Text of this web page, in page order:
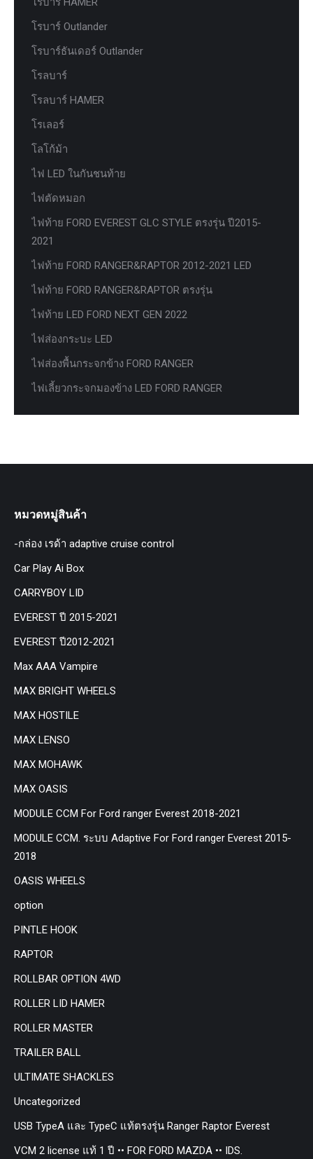
โรบาร์ Outlander
โรบาร์ธันเดอร์ Outlander
โรลบาร์
โรลบาร์ HAMER
โรเลอร์
โลโก้ม้า
ไฟ LED ในกันชนท้าย
ไฟตัดหมอก
ไฟท้าย FORD EVEREST GLC STYLE ตรงรุ่น ปี2015-
2021
ไฟท้าย FORD RANGER&RAPTOR 2012-2021 LED
ไฟท้าย FORD RANGER&RAPTOR ตรงรุ่น
ไฟท้าย LED FORD NEXT GEN 2022
ไฟส่องกระบะ LED
ไฟส่องพื้นกระจกข้าง FORD RANGER
ไฟเลี้ยวกระจกมองข้าง LED FORD RANGER
หมวดหมู่สินค้า
-กล่อง เรด้า adaptive cruise control
Car Play Ai Box
CARRYBOY LID
EVEREST ปี 2015-2021
EVEREST ปี2012-2021
Max AAA Vampire
MAX BRIGHT WHEELS
MAX HOSTILE
MAX LENSO
MAX MOHAWK
MAX OASIS
MODULE CCM For Ford ranger Everest 2018-2021
MODULE CCM. ระบบ Adaptive For Ford ranger Everest 2015-
2018
OASIS WHEELS
option
PINTLE HOOK
RAPTOR
ROLLBAR OPTION 4WD
ROLLER LID HAMER
ROLLER MASTER
TRAILER BALL
ULTIMATE SHACKLES
Uncategorized
USB TypeA และ TypeC แท้ตรงรุ่น Ranger Raptor Everest
VCM 2 license แท้ 1 ปี •• FOR FORD MAZDA •• IDS.